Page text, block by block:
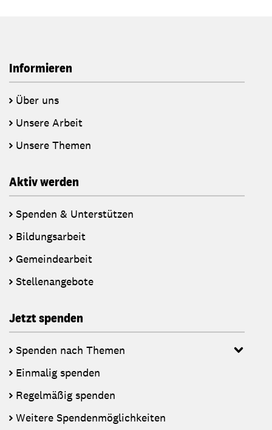
Informieren
Über uns
Unsere Arbeit
Unsere Themen
Aktiv werden
Spenden & Unterstützen
Bildungsarbeit
Gemeindearbeit
Stellenangebote
Jetzt spenden
Spenden nach Themen
Einmalig spenden
Regelmäßig spenden
Weitere Spendenmöglichkeiten